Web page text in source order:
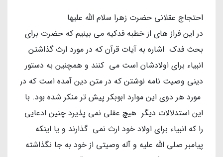
احتجاج عقلانی حضرت زهرا سلام الله علیها
در این فراز های از خطبه فدکیه می بینیم که حضرت برای
بحث فدک اشاره به آیات قرآن که در مورد ارث گذاشتن
انبیاء برای اولادشان است می کنند و همچنین به دستور
دینی وصیت نامه نوشتن که در متن دین آمده است که در
مورد هر دوی این موارد ابوبکر پیش تر منکر شده بود. با
این استدلالات دیگر هیچ عقلی نمی پذیرد چنین ادعایی
را که انبیاء برای اولاد خود ارث نمی گذارند و یا اینکه
پیامبر صلی الله علیه و آله وصیتی از خود به جا نگذاشته